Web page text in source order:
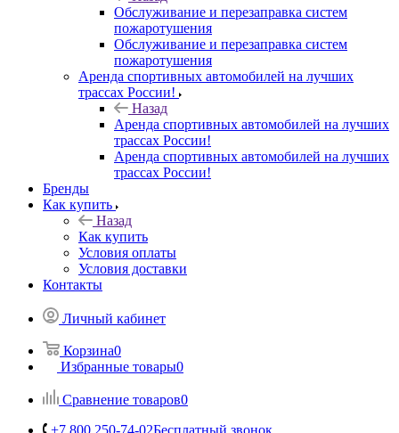
Обслуживание и перезаправка систем
пожаротушения
Обслуживание и перезаправка систем
пожаротушения
Аренда спортивных автомобилей на лучших
трассах России!
Назад
Аренда спортивных автомобилей на лучших
трассах России!
Аренда спортивных автомобилей на лучших
трассах России!
Бренды
Как купить
Назад
Как купить
Условия оплаты
Условия доставки
Контакты
Личный кабинет
Корзина0
Избранные товары0
Сравнение товаров0
+7 800 250-74-02Бесплатный звонок